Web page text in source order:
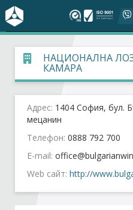
За БСК
На фокус
Актуално
Социален диалог
Дейности
НАЦИОНАЛНА
КАМАРА
Адрес: 1404 София, бул.
мецанин
Телефон: 0888 792 700
E-mail:
Web сайт: http://